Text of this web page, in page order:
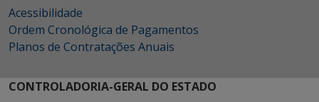
Acessibilidade
Ordem Cronológica de Pagamentos
Planos de Contratações Anuais
CONTROLADORIA-GERAL DO ESTADO